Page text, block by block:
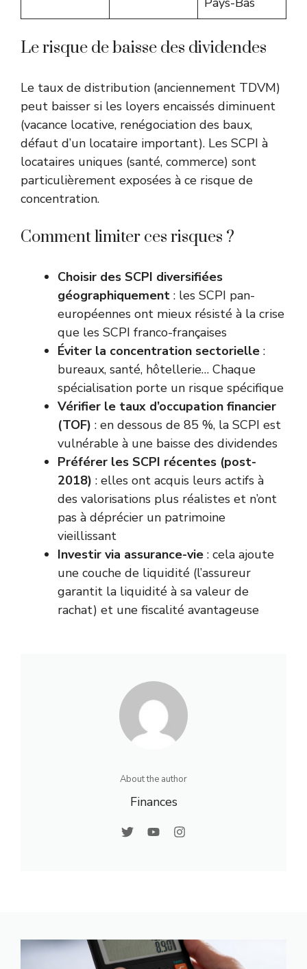
Le risque de baisse des dividendes
Le taux de distribution (anciennement TDVM)
peut baisser si les loyers encaissés diminuent
(vacance locative, renégociation des baux,
défaut d’un locataire important). Les SCPI à
locataires uniques (santé, commerce) sont
particulièrement exposées à ce risque de
concentration.
Comment limiter ces risques ?
Choisir des SCPI diversifiées
géographiquement : les SCPI pan-
européennes ont mieux résisté à la crise
que les SCPI franco-françaises
Éviter la concentration sectorielle :
bureaux, santé, hôtellerie… Chaque
spécialisation porte un risque spécifique
Vérifier le taux d’occupation financier
(TOF) : en dessous de 85 %, la SCPI est
vulnérable à une baisse des dividendes
Préférer les SCPI récentes (post-
2018) : elles ont acquis leurs actifs à
des valorisations plus réalistes et n’ont
pas à déprécier un patrimoine
vieillissant
Investir via assurance-vie : cela ajoute
une couche de liquidité (l’assureur
garantit la liquidité à sa valeur de
rachat) et une fiscalité avantageuse
About the author
Finances